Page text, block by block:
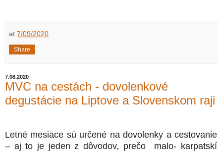
at 7/09/2020
Share
7.08.2020
MVC na cestách - dovolenkové
degustácie na Liptove a Slovenskom raji
Letné mesiace sú určené na dovolenky a cestovanie
– aj to je jeden z dôvodov, prečo
malo- karpatskí